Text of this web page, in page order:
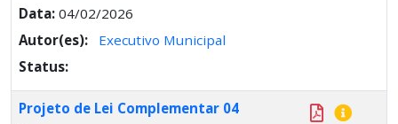
Data: 04/02/2026
Autor(es):
Executivo Municipal
Status:
Projeto de Lei Complementar 04